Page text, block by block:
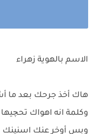
الاسم بالهوية زهراء
هاك أخذ جرحك بعد ما
وكلمة انه اهواك تحچيها
وبس أوخر عنك اسنينك